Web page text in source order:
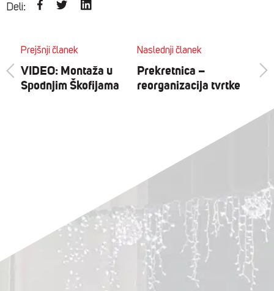
Deli:
Prejšnji članek
VIDEO: Montaža u
Spodnjim Škofijama
Naslednji članek
Prekretnica –
reorganizacija tvrtke